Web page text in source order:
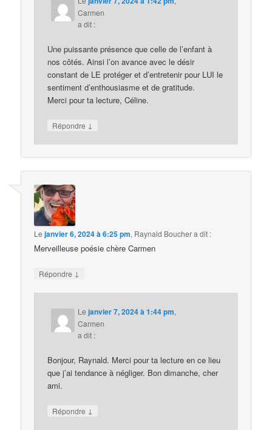
Carmen
a dit :
Une puissante présence que celle de l’enfant à
nos côtés. Ainsi l’on avance avec le désir
constant de LE protéger et d’entretenir pour LUI le
sentiment d’enthousiasme et de gratitude.
Merci pour ta lecture, Céline.
Répondre ↓
Lejanvier 6, 2024 à 6:25 pm, Raynald Bouchera dit :
Merveilleuse poésie chère Carmen
Répondre ↓
Lejanvier 7, 2024 à 1:44 pm,
Carmen
a dit :
Bonjour, Raynald. Merci pour ta lecture en ce lieu
que j’ai tendance à négliger. Bon dimanche, cher
ami.
Répondre ↓